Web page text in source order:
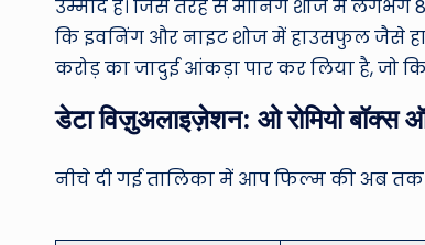
उम्मीद है। जिस तरह से मॉर्निंग शोज में
कि इवनिंग और नाइट शोज में हाउसफुल जैसे
करोड़ का जादुई आंकड़ा पार कर लिया है, जो
डेटा विज़ुअलाइज़ेशन: ओ रोमियो
नीचे दी गई तालिका में आप फिल्म की अब